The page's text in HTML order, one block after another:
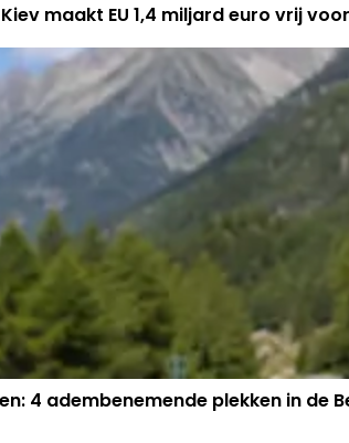
maakt EU 1,4 miljard euro vrij
4 adembenemende plekken in de